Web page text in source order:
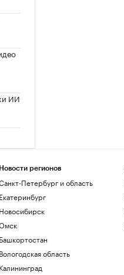
ИИ
Новости регионов
Петербург и область
Екатеринбург
Новосибирск
Башкортостан
Вологодская область
Калининград